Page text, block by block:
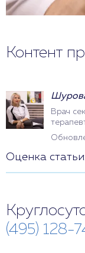
Контент
Врач
Оценка статьи:
(495) 128-